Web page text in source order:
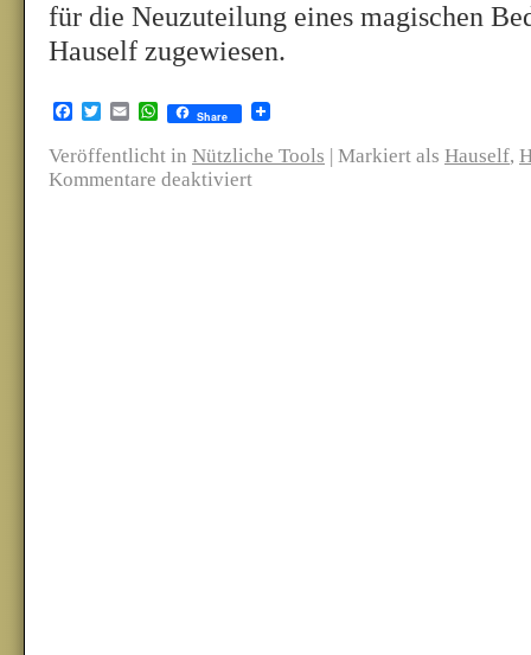
für die Neuzuteilung eines magischen
Hauself zugewiesen.
Facebook
TwitterEmailWhatsApp
Share
Veröffentlicht in Nützliche Tools | Markiert als Hauself,
Kommentare deaktiviert